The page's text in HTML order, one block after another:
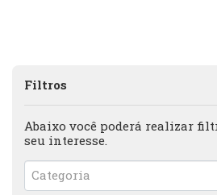
Filtros
Abaixo você poderá realizar
seu interesse.
Categoria